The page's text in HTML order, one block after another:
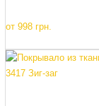
от 998 грн.